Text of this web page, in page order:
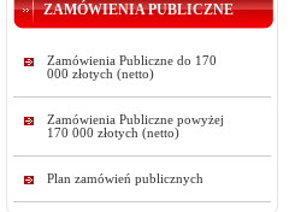
ZAMÓWIENIA PUBLICZNE
Zamówienia Publiczne do 170
000 złotych (netto)
Zamówienia Publiczne powyżej
170 000 złotych (netto)
Plan zamówień publicznych